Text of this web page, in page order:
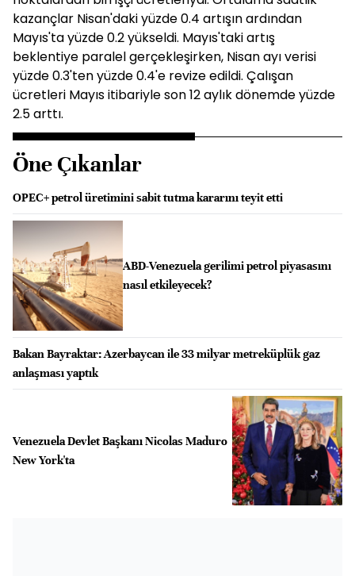
kazançlar Nisan'daki yüzde 0.4 artışın ardından
Mayıs'ta yüzde 0.2 yükseldi. Mayıs'taki artış
beklentiye paralel gerçekleşirken, Nisan ayı verisi
yüzde 0.3'ten yüzde 0.4'e revize edildi. Çalışan
ücretleri Mayıs itibariyle son 12 aylık dönemde yüzde
2.5 arttı.
Öne Çıkanlar
OPEC+ petrol üretimini sabit tutma kararını teyit etti
ABD-Venezuela gerilimi petrol piyasasını
nasıl etkileyecek?
Bakan Bayraktar: Azerbaycan ile 33 milyar metreküplük gaz
anlaşması yaptık
Venezuela Devlet Başkanı Nicolas Maduro
New York'ta